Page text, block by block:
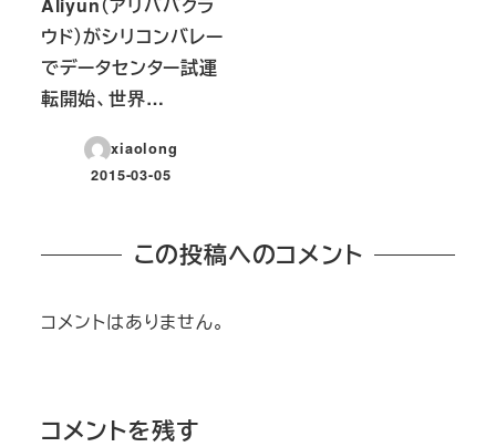
Aliyun（アリババクラ
ウド）がシリコンバレー
でデータセンター試運
転開始、世界…
xiaolong
投稿日
2015-03-05
この投稿へのコメント
コメントはありません。
コメントを残す